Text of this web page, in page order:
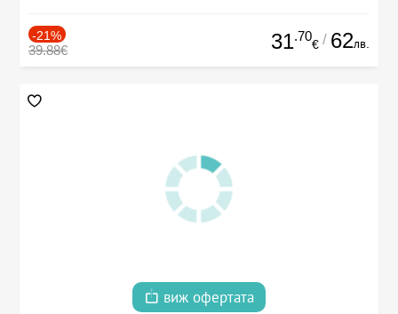
-21%
39.88€ 31.70
€ / 62лв.
виж офертата